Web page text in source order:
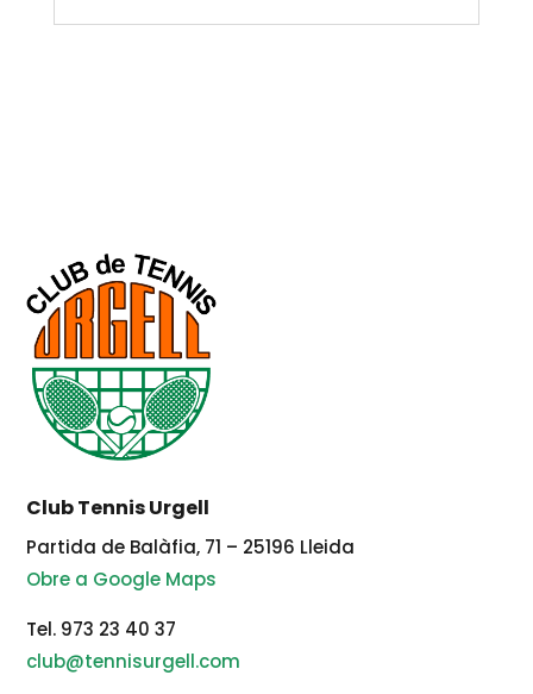
Club Tennis Urgell
Partida de Balàfia, 71 – 25196 Lleida
Obre a Google Maps
Tel. 973 23 40 37
club@tennisurgell.com